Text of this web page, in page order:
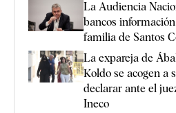
La Audiencia
bancos
familia de Santos
La expareja de
Koldo se acogen a
declarar ante el
Ineco